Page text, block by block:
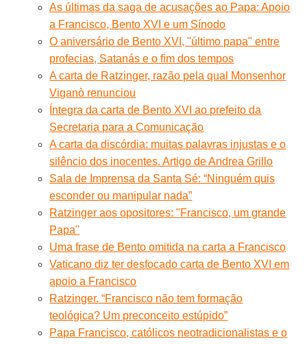
As últimas da saga de acusações ao Papa: Apoio
a Francisco, Bento XVI e um Sínodo
O aniversário de Bento XVI, "último papa" entre
profecias, Satanás e o fim dos tempos
A carta de Ratzinger, razão pela qual Monsenhor
Viganò renunciou
Íntegra da carta de Bento XVI ao prefeito da
Secretaria para a Comunicação
A carta da discórdia: muitas palavras injustas e o
silêncio dos inocentes. Artigo de Andrea Grillo
Sala de Imprensa da Santa Sé: “Ninguém quis
esconder ou manipular nada”
Ratzinger aos opositores: "Francisco, um grande
Papa"
Uma frase de Bento omitida na carta a Francisco
Vaticano diz ter desfocado carta de Bento XVI em
apoio a Francisco
Ratzinger. “Francisco não tem formação
teológica? Um preconceito estúpido”
Papa Francisco, católicos neotradicionalistas e o